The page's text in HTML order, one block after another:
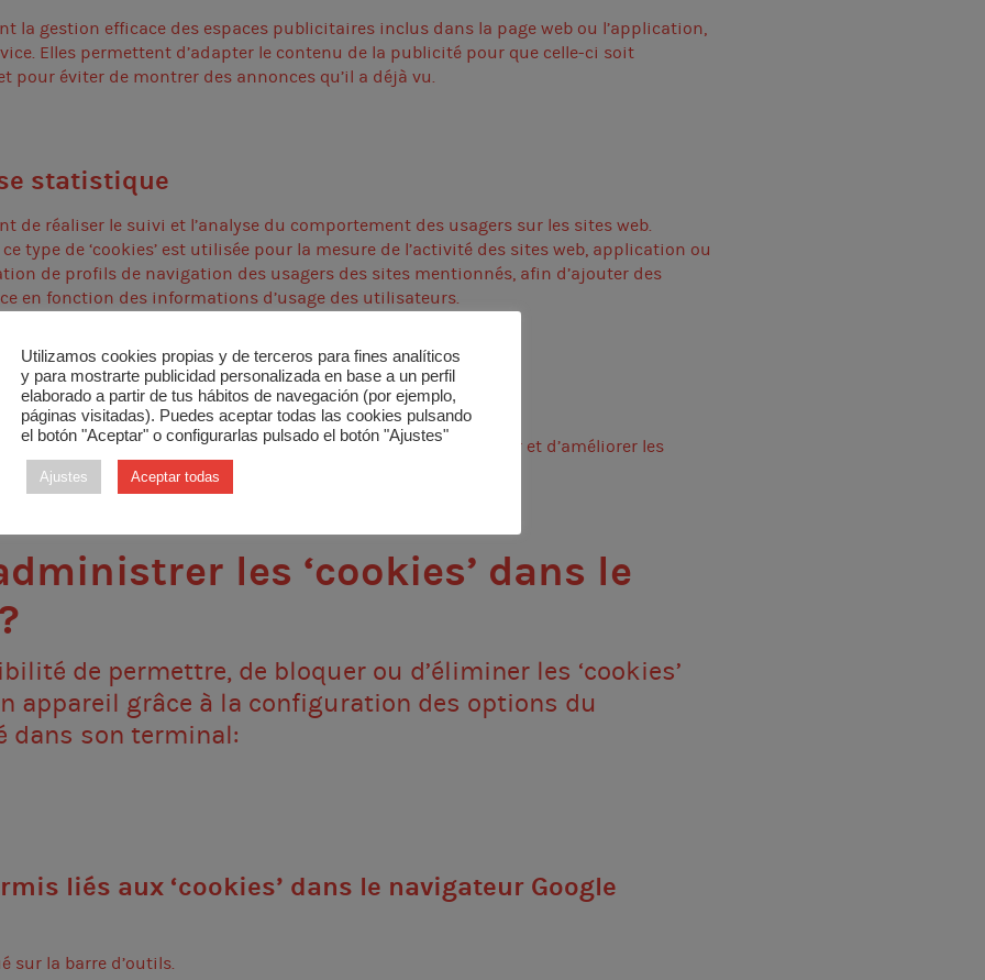
la gestion efficace des espaces publicitaires inclus dans la page web ou l’application,
Elles permettent d’adapter le contenu de la publicité pour que celle-ci soit
pour éviter de montrer des annonces qu’il a déjà vu.
statistique
de réaliser le suivi et l’analyse du comportement des usagers sur les sites web.
type de ‘cookies’ est utilisée pour la mesure de l’activité des sites web, application ou
de profils de navigation des usagers des sites mentionnés, afin d’ajouter des
en fonction des informations d’usage des utilisateurs.
‘cookies’ de tiers peuvent être installées permettant de gérer et d’améliorer les
les services statistiques de Google Analytics.
les ‘cookies’ dans le
de permettre, de bloquer ou d’éliminer les ‘cookies’
appareil grâce à la configuration des options du
dans son terminal:
liés aux ‘cookies’ dans le navigateur Google
sur la barre d’outils.
Utilizamos cookies propias y de terceros para fines analíticos
y para mostrarte publicidad personalizada en base a un perfil
elaborado a partir de tus hábitos de navegación (por ejemplo,
páginas visitadas). Puedes aceptar todas las cookies pulsando
el botón "Aceptar" o configurarlas pulsado el botón "Ajustes"
Ajustes Aceptar todas